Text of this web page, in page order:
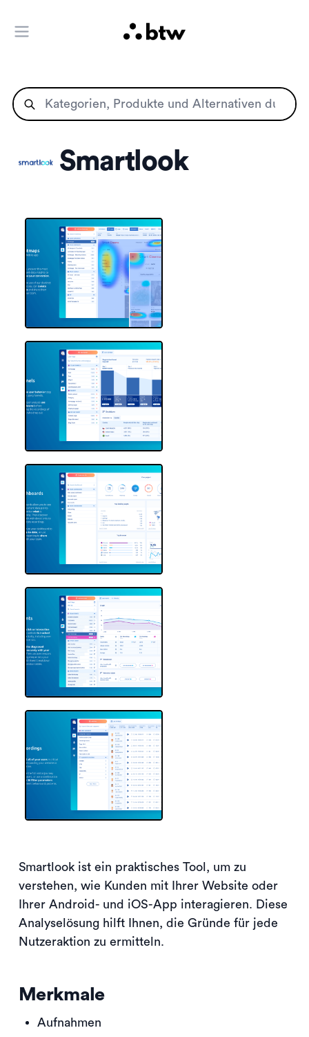
Hauptmenü öffnen
Smartlook
Smartlook ist ein praktisches Tool, um zu
verstehen, wie Kunden mit Ihrer Website oder
Ihrer Android- und iOS-App interagieren. Diese
Analyselösung hilft Ihnen, die Gründe für jede
Nutzeraktion zu ermitteln.
Merkmale
Aufnahmen